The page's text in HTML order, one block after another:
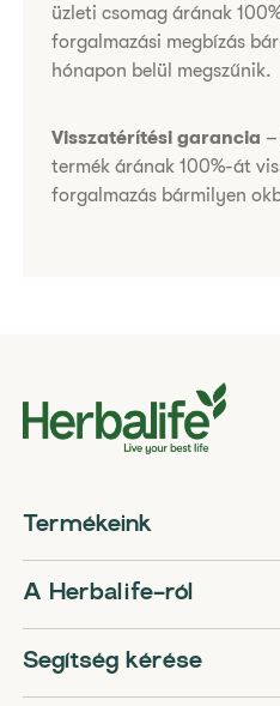
üzleti csomag árának
forgalmazási megbízás
hónapon belül megszűnik.
Visszatérítési garancia
termék árának 100%-át
forgalmazás bármilyen
Termékeink
A Herbalife-ról
Segítség kérése